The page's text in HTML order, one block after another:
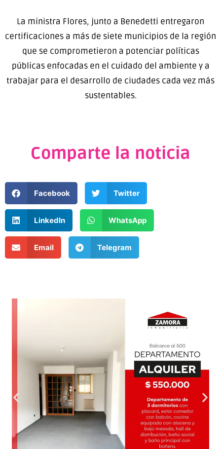
La ministra Flores, junto a Benedetti entregaron
certificaciones a más de siete municipios de la región
que se comprometieron a potenciar políticas
públicas enfocadas en el cuidado del ambiente y a
trabajar para el desarrollo de ciudades cada vez más
sustentables.
Comparte la noticia
Facebook Twitter
LinkedIn WhatsApp
Email Telegram